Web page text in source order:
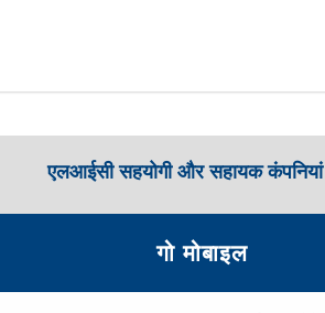
एलआईसी सहयोगी और सहायक कंपनियां
गो मोबाइल